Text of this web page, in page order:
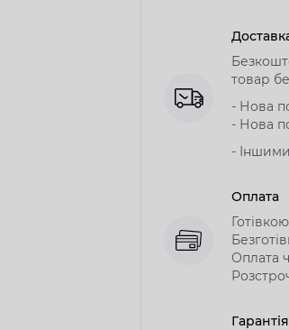
товар
- Нова
- Нова
-
Оплата
Оплата
Гарантія